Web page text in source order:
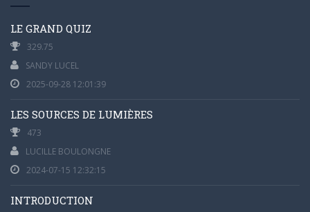
LE GRAND QUIZ
329.75
SANDY LUCEL
2025-09-28 12:01:39
LES SOURCES DE LUMIÈRES
473
LUCILLE BOULONGNE
2024-07-15 12:32:15
INTRODUCTION